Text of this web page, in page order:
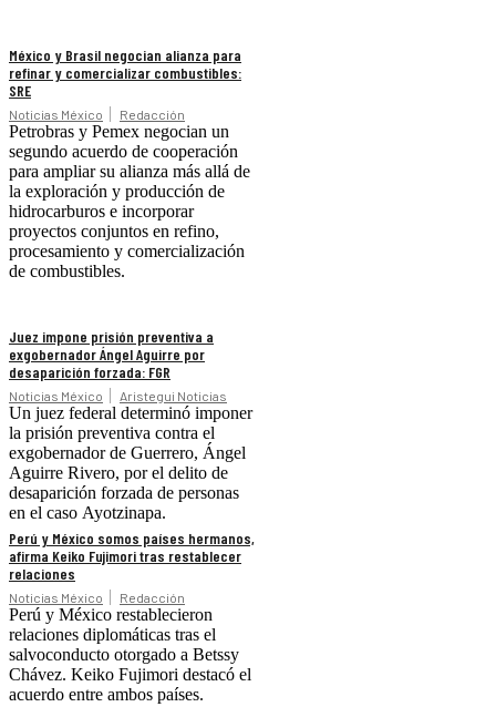
México y Brasil negocian alianza para
refinar y comercializar combustibles:
SRE
Noticias México Redacción
Petrobras y Pemex negocian un
segundo acuerdo de cooperación
para ampliar su alianza más allá de
la exploración y producción de
hidrocarburos e incorporar
proyectos conjuntos en refino,
procesamiento y comercialización
de combustibles.
Juez impone prisión preventiva a
exgobernador Ángel Aguirre por
desaparición forzada: FGR
Noticias México Aristegui Noticias
Un juez federal determinó imponer
la prisión preventiva contra el
exgobernador de Guerrero, Ángel
Aguirre Rivero, por el delito de
desaparición forzada de personas
en el caso Ayotzinapa.
Perú y México somos países hermanos,
afirma Keiko Fujimori tras restablecer
relaciones
Noticias México Redacción
Perú y México restablecieron
relaciones diplomáticas tras el
salvoconducto otorgado a Betssy
Chávez. Keiko Fujimori destacó el
acuerdo entre ambos países.